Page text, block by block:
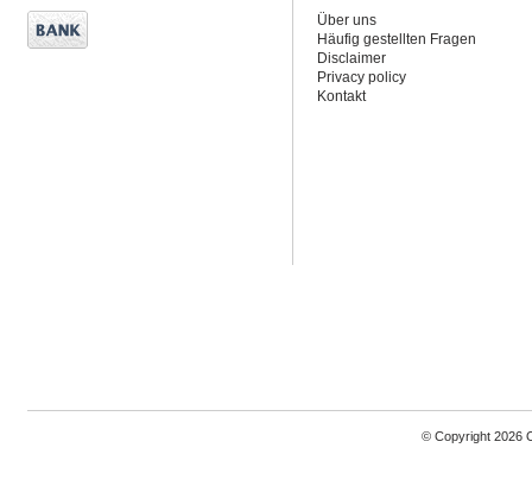
Über uns
Häufig gestellten Fragen
Disclaimer
Privacy policy
Kontakt
© Copyright 2026